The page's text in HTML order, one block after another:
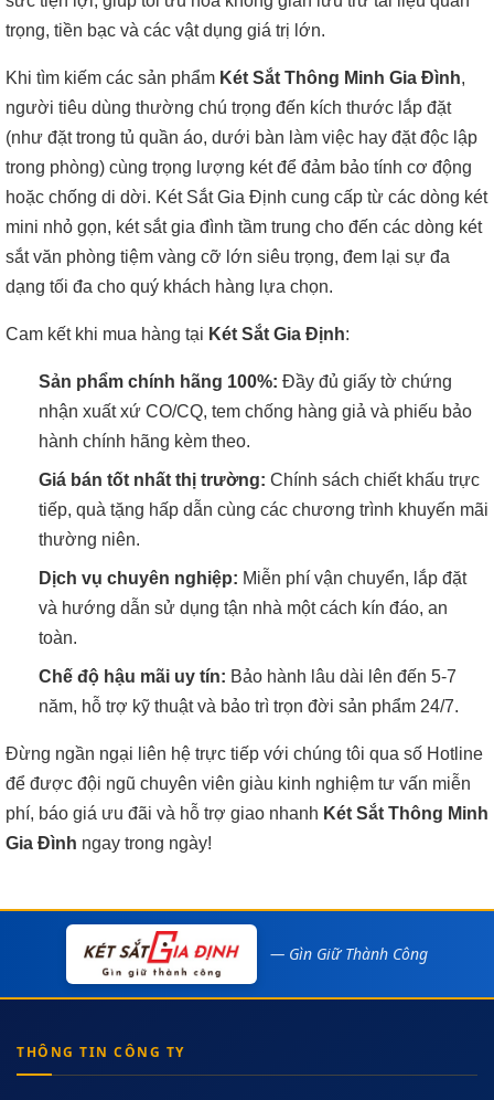
trọng, tiền bạc và các vật dụng giá trị lớn.
Khi tìm kiếm các sản phẩm Két Sắt Thông Minh Gia Đình,
người tiêu dùng thường chú trọng đến kích thước lắp đặt
(như đặt trong tủ quần áo, dưới bàn làm việc hay đặt độc lập
trong phòng) cùng trọng lượng két để đảm bảo tính cơ động
hoặc chống di dời. Két Sắt Gia Định cung cấp từ các dòng két
mini nhỏ gọn, két sắt gia đình tầm trung cho đến các dòng két
sắt văn phòng tiệm vàng cỡ lớn siêu trọng, đem lại sự đa
dạng tối đa cho quý khách hàng lựa chọn.
Cam kết khi mua hàng tại Két Sắt Gia Định:
Sản phẩm chính hãng 100%: Đầy đủ giấy tờ chứng
nhận xuất xứ CO/CQ, tem chống hàng giả và phiếu bảo
hành chính hãng kèm theo.
Giá bán tốt nhất thị trường: Chính sách chiết khấu trực
tiếp, quà tặng hấp dẫn cùng các chương trình khuyến mãi
thường niên.
Dịch vụ chuyên nghiệp: Miễn phí vận chuyển, lắp đặt
và hướng dẫn sử dụng tận nhà một cách kín đáo, an
toàn.
Chế độ hậu mãi uy tín: Bảo hành lâu dài lên đến 5-7
năm, hỗ trợ kỹ thuật và bảo trì trọn đời sản phẩm 24/7.
Đừng ngần ngại liên hệ trực tiếp với chúng tôi qua số Hotline
để được đội ngũ chuyên viên giàu kinh nghiệm tư vấn miễn
phí, báo giá ưu đãi và hỗ trợ giao nhanh Két Sắt Thông Minh
Gia Đình ngay trong ngày!
— Gìn Giữ Thành Công
THÔNG TIN CÔNG TY